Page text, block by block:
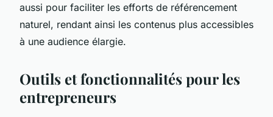
aussi pour faciliter les efforts de référencement
naturel, rendant ainsi les contenus plus accessibles
à une audience élargie.
Outils et fonctionnalités pour les
entrepreneurs